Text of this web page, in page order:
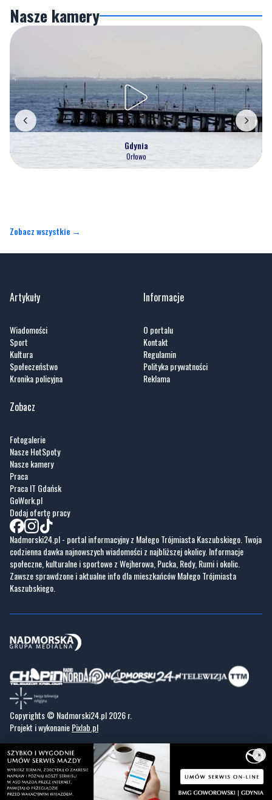
Gdynia
Orłowo
Artykuły
Sport
Kronika policyjna
Informacje
Kontakt
Reklama
Zobacz
Nasze HotSpoty
Praca IT Gdańsk
GoWork.pl
Dodaj ofertę pracy
Nadmorski24.pl - portal informacyjny z Małego Trójmiasta Kaszubskiego. Twoja
codzienna dawka najnowszych wiadomości z najbliższej okolicy. Informacje
społeczne, kulturalne i sportowe z Wejherowa, Pucka, Redy, Rumi i okolic.
Zawsze sprawdzone i aktualne info dla mieszkańców Małego Trójmiasta
Kaszubskiego.
Copyrights © Nadmorski24.pl 2026 r.
Projekt i wykonaniePixlab.pl
×